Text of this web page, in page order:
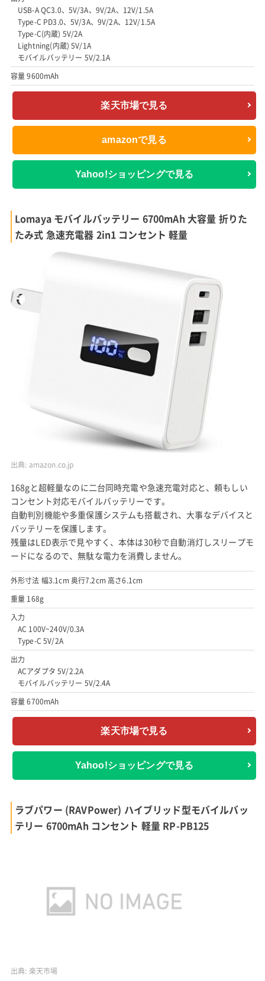
USB-A QC3.0、5V/3A、9V/2A、12V/1.5A
Type-C PD3.0、5V/3A、9V/2A、12V/1.5A
Type-C(内蔵) 5V/2A
Lightning(内蔵) 5V/1A
モバイルバッテリー 5V/2.1A
容量 9600mAh
楽天市場で見る
amazonで見る
Yahoo!ショッピングで見る
Lomaya モバイルバッテリー 6700mAh 大容量 折りた
たみ式 急速充電器 2in1 コンセント 軽量
出典: amazon.co.jp
168gと超軽量なのに二台同時充電や急速充電対応と、頼もしい
コンセント対応モバイルバッテリーです。
自動判別機能や多重保護システムも搭載され、大事なデバイスと
バッテリーを保護します。
残量はLED表示で見やすく、本体は30秒で自動消灯しスリープモ
ードになるので、無駄な電力を消費しません。
外形寸法 幅3.1cm 奥行7.2cm 高さ6.1cm
重量 168g
入力
AC 100V~240V/0.3A
Type-C 5V/2A
出力
ACアダプタ 5V/2.2A
モバイルバッテリー 5V/2.4A
容量 6700mAh
楽天市場で見る
Yahoo!ショッピングで見る
ラブパワー (RAVPower) ハイブリッド型モバイルバッ
テリー 6700mAh コンセント 軽量 RP-PB125
出典: 楽天市場